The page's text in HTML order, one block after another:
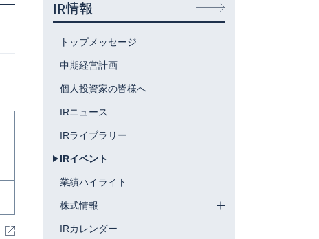
IR情報
トップメッセージ
中期経営計画
個人投資家の皆様へ
IRニュース
IRライブラリー
IRイベント
業績ハイライト
株式情報
IRカレンダー